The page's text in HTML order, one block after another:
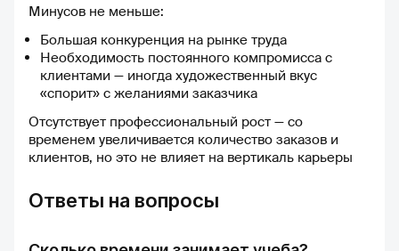
Минусов не меньше:
Большая конкуренция на рынке труда
Необходимость постоянного компромисса с
клиентами — иногда художественный вкус
«спорит» с желаниями заказчика
Отсутствует профессиональный рост — со
временем увеличивается количество заказов и
клиентов, но это не влияет на вертикаль карьеры
Ответы на вопросы